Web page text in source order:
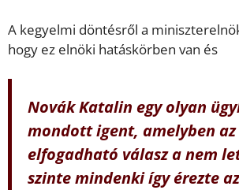
A kegyelmi döntésről a
hogy ez elnöki hatáskörben van és
Novák Katalin egy olyan
mondott igent, amelyben
elfogadható válasz a nem
szinte mindenki így érezte